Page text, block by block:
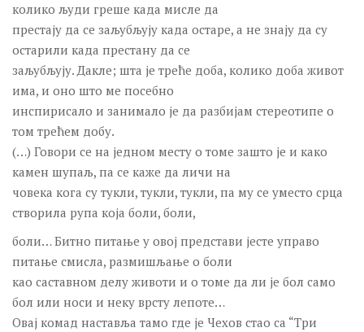
колико људи греше када мисле да
престају да се заљубљују када остаре, а не знају да су
остарили када престану да се
заљубљују. Дакле; шта је треће доба, колико доба живот
има, и оно што ме посебно
инспирисало и занимало је да разбијам стереотипе о
том трећем добу.
(…) Говори се на једном месту о томе зашто је и како
камен шупаљ, па се каже да личи на
човека кога су тукли, тукли, тукли, па му се уместо срца
створила рупа која боли, боли,
боли… Битно питање у овој представи јесте управо
питање смисла, размишљање о боли
као саставном делу животи и о томе да ли је бол само
бол или носи и неку врсту лепоте…
Овај комад наставља тамо где је Чехов стао са “Три